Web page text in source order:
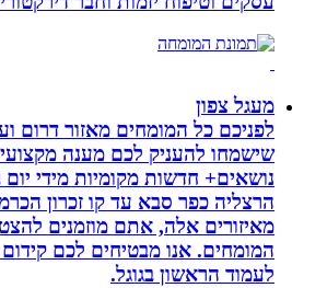
מעגל צפון
לפניכם כל המומחים מאזור דרום וערי
שישמחו להעניק לכם מענה מקצועי
נושאים+ חדשות מקומיות מידי יום בכל
הרצליה כפר סבא עד קו זכרון הכרמל.
מאיזורים אלה, אתם מוזמנים להצטרף
המומחים. אנו מבטיחים לכם קידום מהיר
לעמוד הראשון בגוגל.